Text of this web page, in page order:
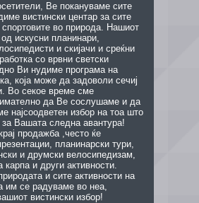
Ве покануваме сите
вистински центар за сите
во природа. Нашиот
искусни планинари,
и скијачи и среќни
со врвни светски
Ви нудиме програма на
која може да задоволи сечиј
Во секое време сме
да Ве сослушаме и да
најсоодветен избор на тоа што
за Вашата следна авантура!
продажба ,често ќе
планинарски тури,
и друмски велосипедизам,
карпа и други активности.
и сите активности на
им се радуваме во неа,
вистински избор!